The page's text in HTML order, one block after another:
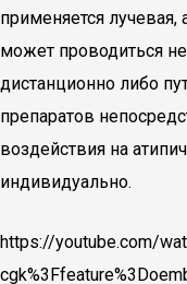
применяется
может проводиться
дистанционно либо
препаратов
воздействия на
индивидуально.
https://youtube.com/